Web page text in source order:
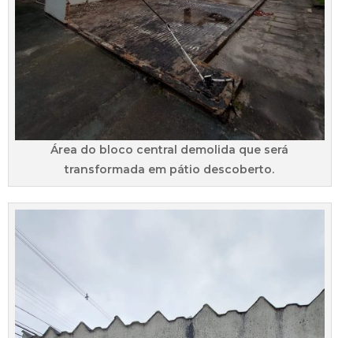
Área do bloco central demolida que será
transformada em pátio descoberto.